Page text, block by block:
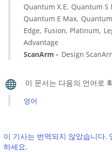
Quantum X.E Quantum S
Quantum E Max
Edge Fusion Platinum
Advantage
ScanArm
Design
영어
이 기사는 번역되지 않았습니다.
하세요.